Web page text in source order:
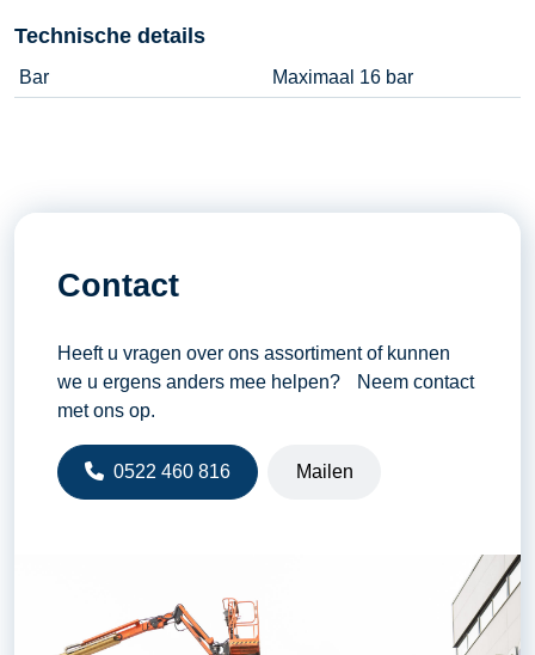
Technische details
Bar Maximaal 16 bar
Contact
Heeft u vragen over ons assortiment of kunnen
we u ergens anders mee helpen? Neem contact
met ons op.
0522 460 816 Mailen